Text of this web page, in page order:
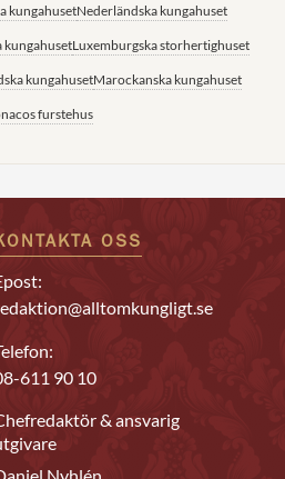
kungahusetNederländska kungahuset
kungahusetLuxemburgska storhertighuset
kungahusetMarockanska kungahuset
furstehus
OSS
611 90 10
& ansvarig